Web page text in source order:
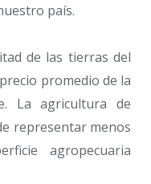
país.
de las tierras del
promedio de la
La agricultura de
representar menos
agropecuaria